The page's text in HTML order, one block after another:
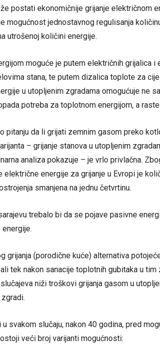
postati ekonomičnije grijanje električnom
mogućnost jednostavnog regulisanja
utrošenoj količini energije.
moguće je putem električnih grijalica i
stana, te putem dizalica toplote za
u utopljenim zgradama omogućuje ne
potreba za toplotnom energijom, a
pitanju da li grijati zemnim gasom preko
– grijanje stanova u utopljenim
analiza pokazuje – je vrlo privlačna.
električne energije za grijanje u Evropi je
smanjena na jednu četvrtinu.
trebalo bi da se pojave pasivne
grijanja (porodične kuće) alternativa
tek nakon sanacije toplotnih gubitaka u tim
niži troškovi grijanja gasom u
u svakom slučaju, nakon 40 godina, pred
veći broj varijanti mogućnosti: